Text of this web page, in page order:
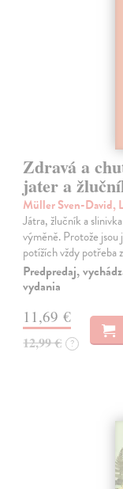
Zdravá a
jater a
Müller Sven-David,
Játra, žlučník a
výměně. Protože
potížích vždy potřeba
Predpredaj,
vydania
11,69 €
12,99 € ?